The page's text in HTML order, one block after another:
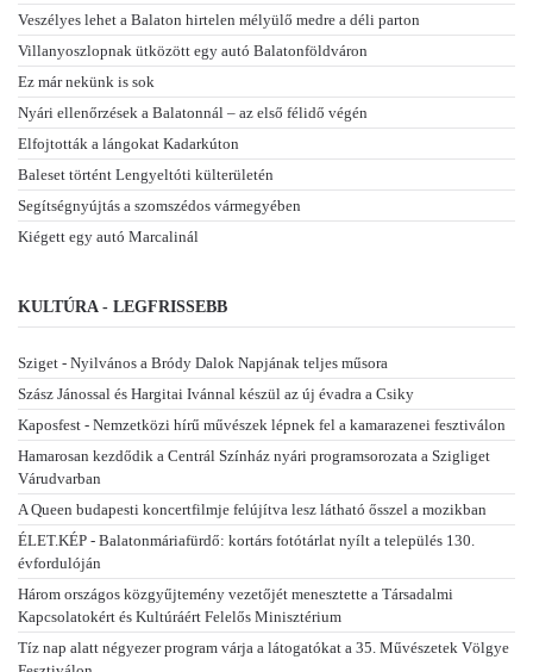
Veszélyes lehet a Balaton hirtelen mélyülő medre a déli parton
Villanyoszlopnak ütközött egy autó Balatonföldváron
Ez már nekünk is sok
Nyári ellenőrzések a Balatonnál – az első félidő végén
Elfojtották a lángokat Kadarkúton
Baleset történt Lengyeltóti külterületén
Segítségnyújtás a szomszédos vármegyében
Kiégett egy autó Marcalinál
KULTÚRA - LEGFRISSEBB
Sziget - Nyilvános a Bródy Dalok Napjának teljes műsora
Szász Jánossal és Hargitai Ivánnal készül az új évadra a Csiky
Kaposfest - Nemzetközi hírű művészek lépnek fel a kamarazenei fesztiválon
Hamarosan kezdődik a Centrál Színház nyári programsorozata a Szigliget
Várudvarban
A Queen budapesti koncertfilmje felújítva lesz látható ősszel a mozikban
ÉLET.KÉP - Balatonmáriafürdő: kortárs fotótárlat nyílt a település 130.
évfordulóján
Három országos közgyűjtemény vezetőjét menesztette a Társadalmi
Kapcsolatokért és Kultúráért Felelős Minisztérium
Tíz nap alatt négyezer program várja a látogatókat a 35. Művészetek Völgye